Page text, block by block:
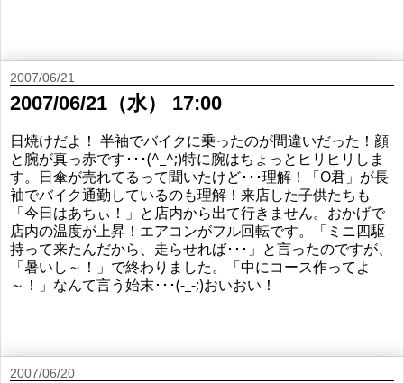
2007/06/21
2007/06/21（水） 17:00
日焼けだよ！ 半袖でバイクに乗ったのが間違いだった！顔
と腕が真っ赤です･･･(^_^;)特に腕はちょっとヒリヒリしま
す。日傘が売れてるって聞いたけど･･･理解！「O君」が長
袖でバイク通勤しているのも理解！来店した子供たちも
「今日はあちぃ！」と店内から出て行きません。おかげで
店内の温度が上昇！エアコンがフル回転です。「ミニ四駆
持って来たんだから、走らせれば･･･」と言ったのですが、
「暑いし～！」で終わりました。「中にコース作ってよ
～！」なんて言う始末･･･(-_-;)おいおい！
2007/06/20